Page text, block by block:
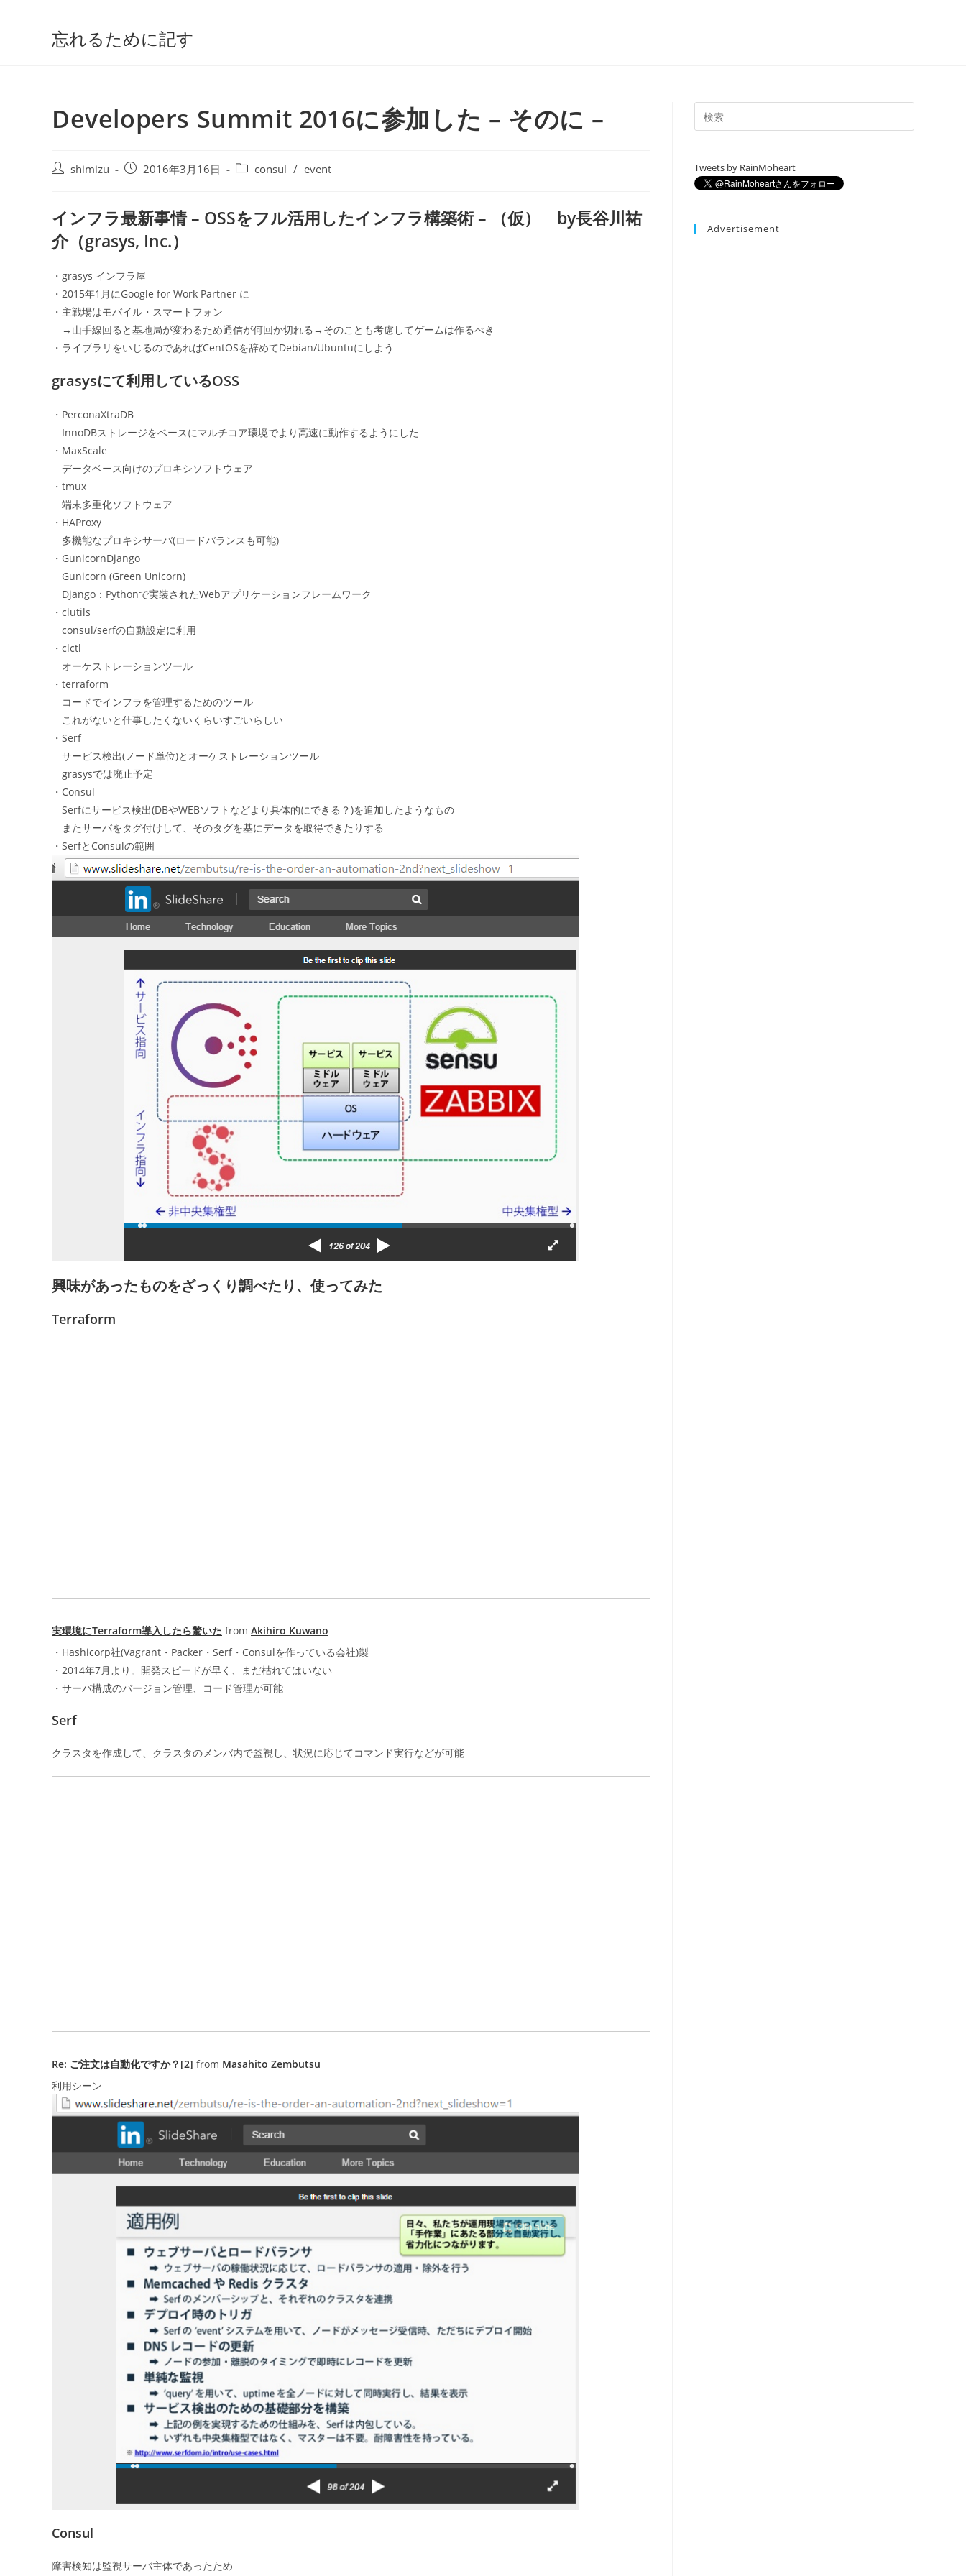
忘れるために記す
Developers Summit 2016に参加した – そのに –
投
shimizu
投
開
日:
2016年3月16日
投
テ
ゴ
consul / event
インフラ最新事情 – OSSをフル活用したインフラ構築術 – （仮） by長谷川祐
介（grasys, Inc.）
・grasys インフラ屋
・2015年1月にGoogle for Work Partner に
・主戦場はモバイル・スマートフォン
→山手線回ると基地局が変わるため通信が何回か切れる→そのことも考慮してゲームは作るべき
・ライブラリをいじるのであればCentOSを辞めてDebian/Ubuntuにしよう
grasysにて利用しているOSS
・PerconaXtraDB
InnoDBストレージをベースにマルチコア環境でより高速に動作するようにした
・MaxScale
データベース向けのプロキシソフトウェア
・tmux
端末多重化ソフトウェア
・HAProxy
多機能なプロキシサーバ(ロードバランスも可能)
・GunicornDjango
Gunicorn (Green Unicorn)
Django：Pythonで実装されたWebアプリケーションフレームワーク
・clutils
consul/serfの自動設定に利用
・clctl
オーケストレーションツール
・terraform
コードでインフラを管理するためのツール
これがないと仕事したくないくらいすごいらしい
・Serf
サービス検出(ノード単位)とオーケストレーションツール
grasysでは廃止予定
・Consul
Serfにサービス検出(DBやWEBソフトなどより具体的にできる？)を追加したようなもの
またサーバをタグ付けして、そのタグを基にデータを取得できたりする
・SerfとConsulの範囲
興味があったものをざっくり調べたり、使ってみた
Terraform
実環境にTerraform導入したら驚いた from Akihiro Kuwano
・Hashicorp社(Vagrant・Packer・Serf・Consulを作っている会社)製
・2014年7月より。開発スピードが早く、まだ枯れてはいない
・サーバ構成のバージョン管理、コード管理が可能
Serf
クラスタを作成して、クラスタのメンバ内で監視し、状況に応じてコマンド実行などが可能
Re: ご注文は自動化ですか？[2] from Masahito Zembutsu
利用シーン
Consul
障害検知は監視サーバ主体であったため
Tweets by RainMoheart
Advertisement